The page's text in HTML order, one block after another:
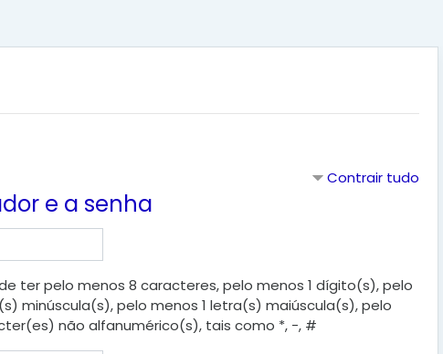
Contrair tudo
e a senha
ter pelo menos 8 caracteres, pelo menos 1 dígito(s), pelo
minúscula(s), pelo menos 1 letra(s) maiúscula(s), pelo
não alfanumérico(s), tais como *, -, #